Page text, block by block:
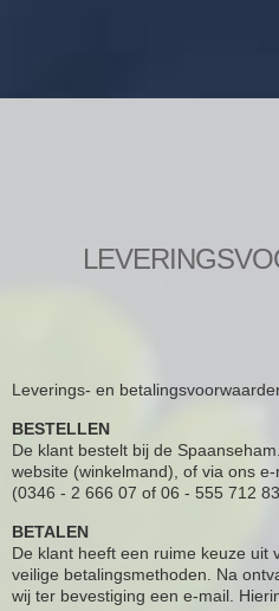
Leverings- en
BESTELLEN
De klant bestelt bij de
website (winkelmand), of via ons
(0346 - 2 666 07 of 06 - 555 712
BETALEN
De klant heeft een ruime keuze uit
veilige betalingsmethoden. Na
wij ter bevestiging een e-mail.